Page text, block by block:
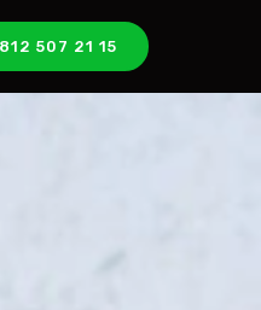
507 21 15